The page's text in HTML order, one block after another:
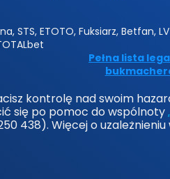
STS, ETOTO, Fuksiarz, Betfan,
Pełna lista
kontrolę nad swoim
się po pomoc do wspólnoty
438). Więcej o